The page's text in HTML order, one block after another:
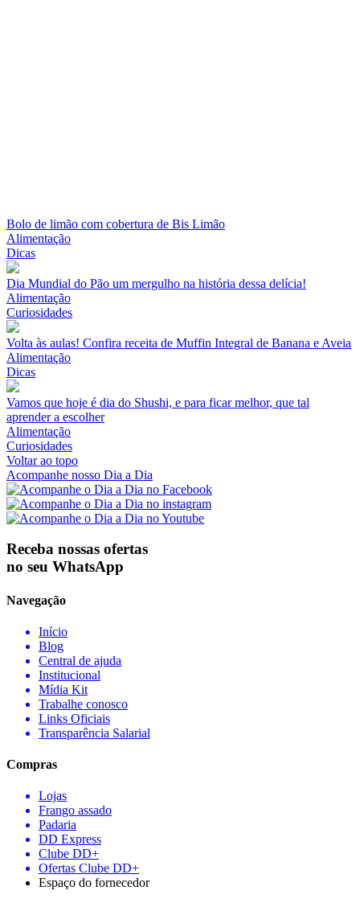
Bolo de limão com cobertura de Bis Limão
Alimentação
Dicas
Dia Mundial do Pão um mergulho na história dessa delícia!
Alimentação
Curiosidades
Volta às aulas! Confira receita de Muffin Integral de Banana e Aveia
Alimentação
Dicas
Vamos que hoje é dia do Shushi, e para ficar melhor, que tal
aprender a escolher
Alimentação
Curiosidades
Voltar ao topo
Acompanhe nosso Dia a Dia
Receba nossas ofertas
no seu WhatsApp
Navegação
Início
Blog
Central de ajuda
Institucional
Mídia Kit
Trabalhe conosco
Links Oficiais
Transparência Salarial
Compras
Lojas
Frango assado
Padaria
DD Express
Clube DD+
Ofertas Clube DD+
Espaço do fornecedor